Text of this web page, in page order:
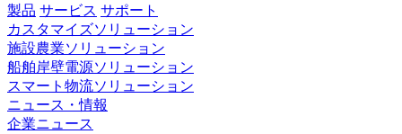
製品 サービス サポート
カスタマイズソリューション
施設農業ソリューション
船舶岸壁電源ソリューション
スマート物流ソリューション
ニュース・情報
企業ニュース